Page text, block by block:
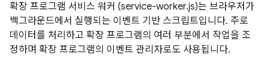
확장 프로그램 서비스 워커 (service-worker.js)는 브라우저가
백그라운드에서 실행되는 이벤트 기반 스크립트입니다. 주로
데이터를 처리하고 확장 프로그램의 여러 부분에서 작업을 조
정하며 확장 프로그램의 이벤트 관리자로도 사용됩니다.